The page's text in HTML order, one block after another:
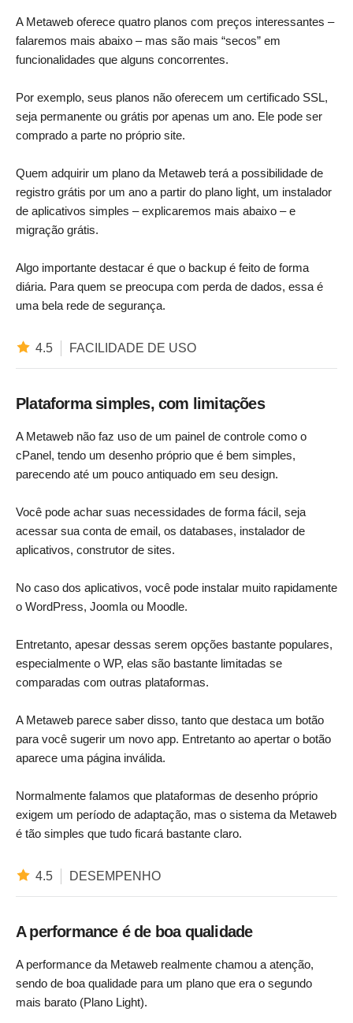
A Metaweb oferece quatro planos com preços interessantes –
falaremos mais abaixo – mas são mais “secos” em
funcionalidades que alguns concorrentes.
Por exemplo, seus planos não oferecem um certificado SSL,
seja permanente ou grátis por apenas um ano. Ele pode ser
comprado a parte no próprio site.
Quem adquirir um plano da Metaweb terá a possibilidade de
registro grátis por um ano a partir do plano light, um instalador
de aplicativos simples – explicaremos mais abaixo – e
migração grátis.
Algo importante destacar é que o backup é feito de forma
diária. Para quem se preocupa com perda de dados, essa é
uma bela rede de segurança.
4.5 FACILIDADE DE USO
Plataforma simples, com limitações
A Metaweb não faz uso de um painel de controle como o
cPanel, tendo um desenho próprio que é bem simples,
parecendo até um pouco antiquado em seu design.
Você pode achar suas necessidades de forma fácil, seja
acessar sua conta de email, os databases, instalador de
aplicativos, construtor de sites.
No caso dos aplicativos, você pode instalar muito rapidamente
o WordPress, Joomla ou Moodle.
Entretanto, apesar dessas serem opções bastante populares,
especialmente o WP, elas são bastante limitadas se
comparadas com outras plataformas.
A Metaweb parece saber disso, tanto que destaca um botão
para você sugerir um novo app. Entretanto ao apertar o botão
aparece uma página inválida.
Normalmente falamos que plataformas de desenho próprio
exigem um período de adaptação, mas o sistema da Metaweb
é tão simples que tudo ficará bastante claro.
4.5 DESEMPENHO
A performance é de boa qualidade
A performance da Metaweb realmente chamou a atenção,
sendo de boa qualidade para um plano que era o segundo
mais barato (Plano Light).